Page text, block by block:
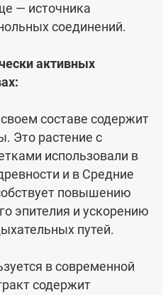
— источника
соединений.
активных
составе содержит
Это растение с
использовали в
и в Средние
повышению
эпителия и ускорению
путей.
в современной
содержит